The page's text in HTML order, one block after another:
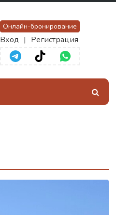
Онлайн-бронирование
Вход | Регистрация